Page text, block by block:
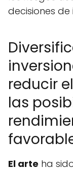
decisiones de
reducir
las
El arte ha